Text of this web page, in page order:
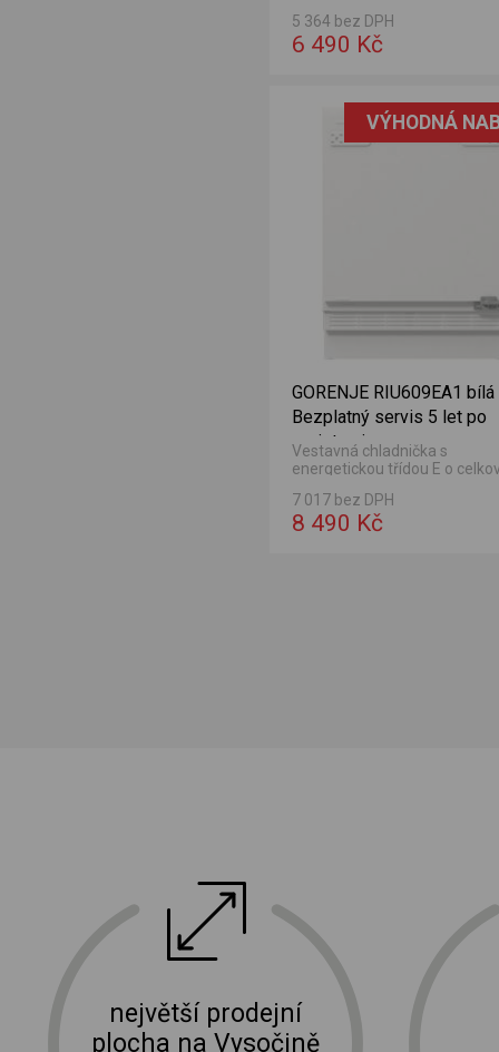
5 364 bez DPH
6 490 Kč
VÝHODNÁ
GORENJE RIU609EA1 bílá
Bezplatný servis 5 let po
registraci
Vestavná chladnička s
energetickou třídou E o
7 017 bez DPH
8 490 Kč
největší prodejní
plocha na Vysočině
doprava a instalace elektro zařízení